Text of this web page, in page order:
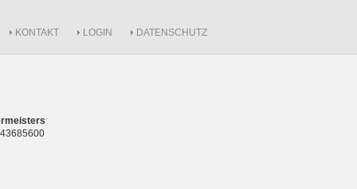
KONTAKT LOGIN DATENSCHUTZ